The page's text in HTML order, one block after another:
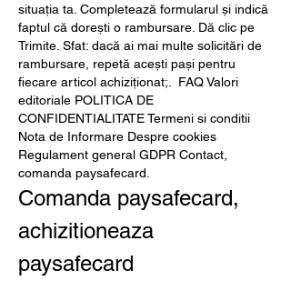
situația ta. Completează formularul și indică
faptul că dorești o rambursare. Dă clic pe
Trimite. Sfat: dacă ai mai multe solicitări de
rambursare, repetă acești pași pentru
fiecare articol achiziționat;.  FAQ Valori
editoriale POLITICA DE
CONFIDENTIALITATE Termeni si conditii
Nota de Informare Despre cookies
Regulament general GDPR Contact,
comanda paysafecard.
Comanda paysafecard,
achizitioneaza
paysafecard